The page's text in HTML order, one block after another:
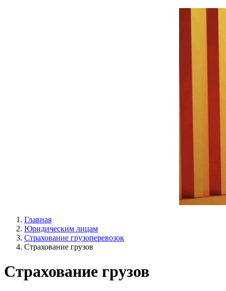
Главная
Юридическим лицам
Страхование грузоперевозок
Страхование грузов
Страхование грузов